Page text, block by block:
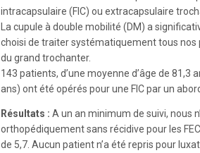
intracapsulaire (FIC) ou extracapsulaire
La cupule à double mobilité (DM) a
choisi de traiter systématiquement tous nos
du grand trochanter.
143 patients, d’une moyenne d’âge de 81,3
ans) ont été opérés pour une FIC par un
Résultats : A un an minimum de suivi, nous
orthopédiquement sans récidive pour les
de 5,7. Aucun patient n’a été repris pour